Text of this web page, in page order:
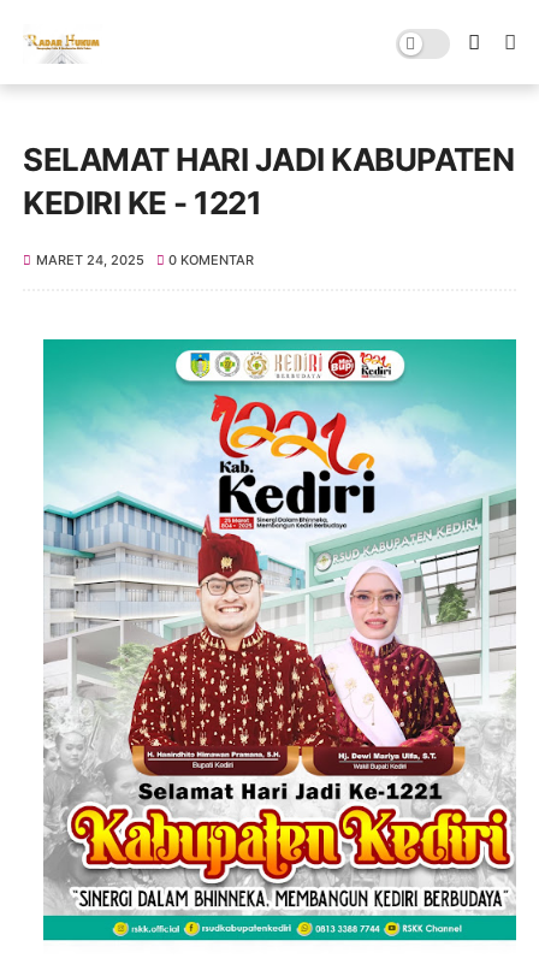
SELAMAT HARI JADI KABUPATEN
KEDIRI KE - 1221
MARET 24, 2025 0 KOMENTAR